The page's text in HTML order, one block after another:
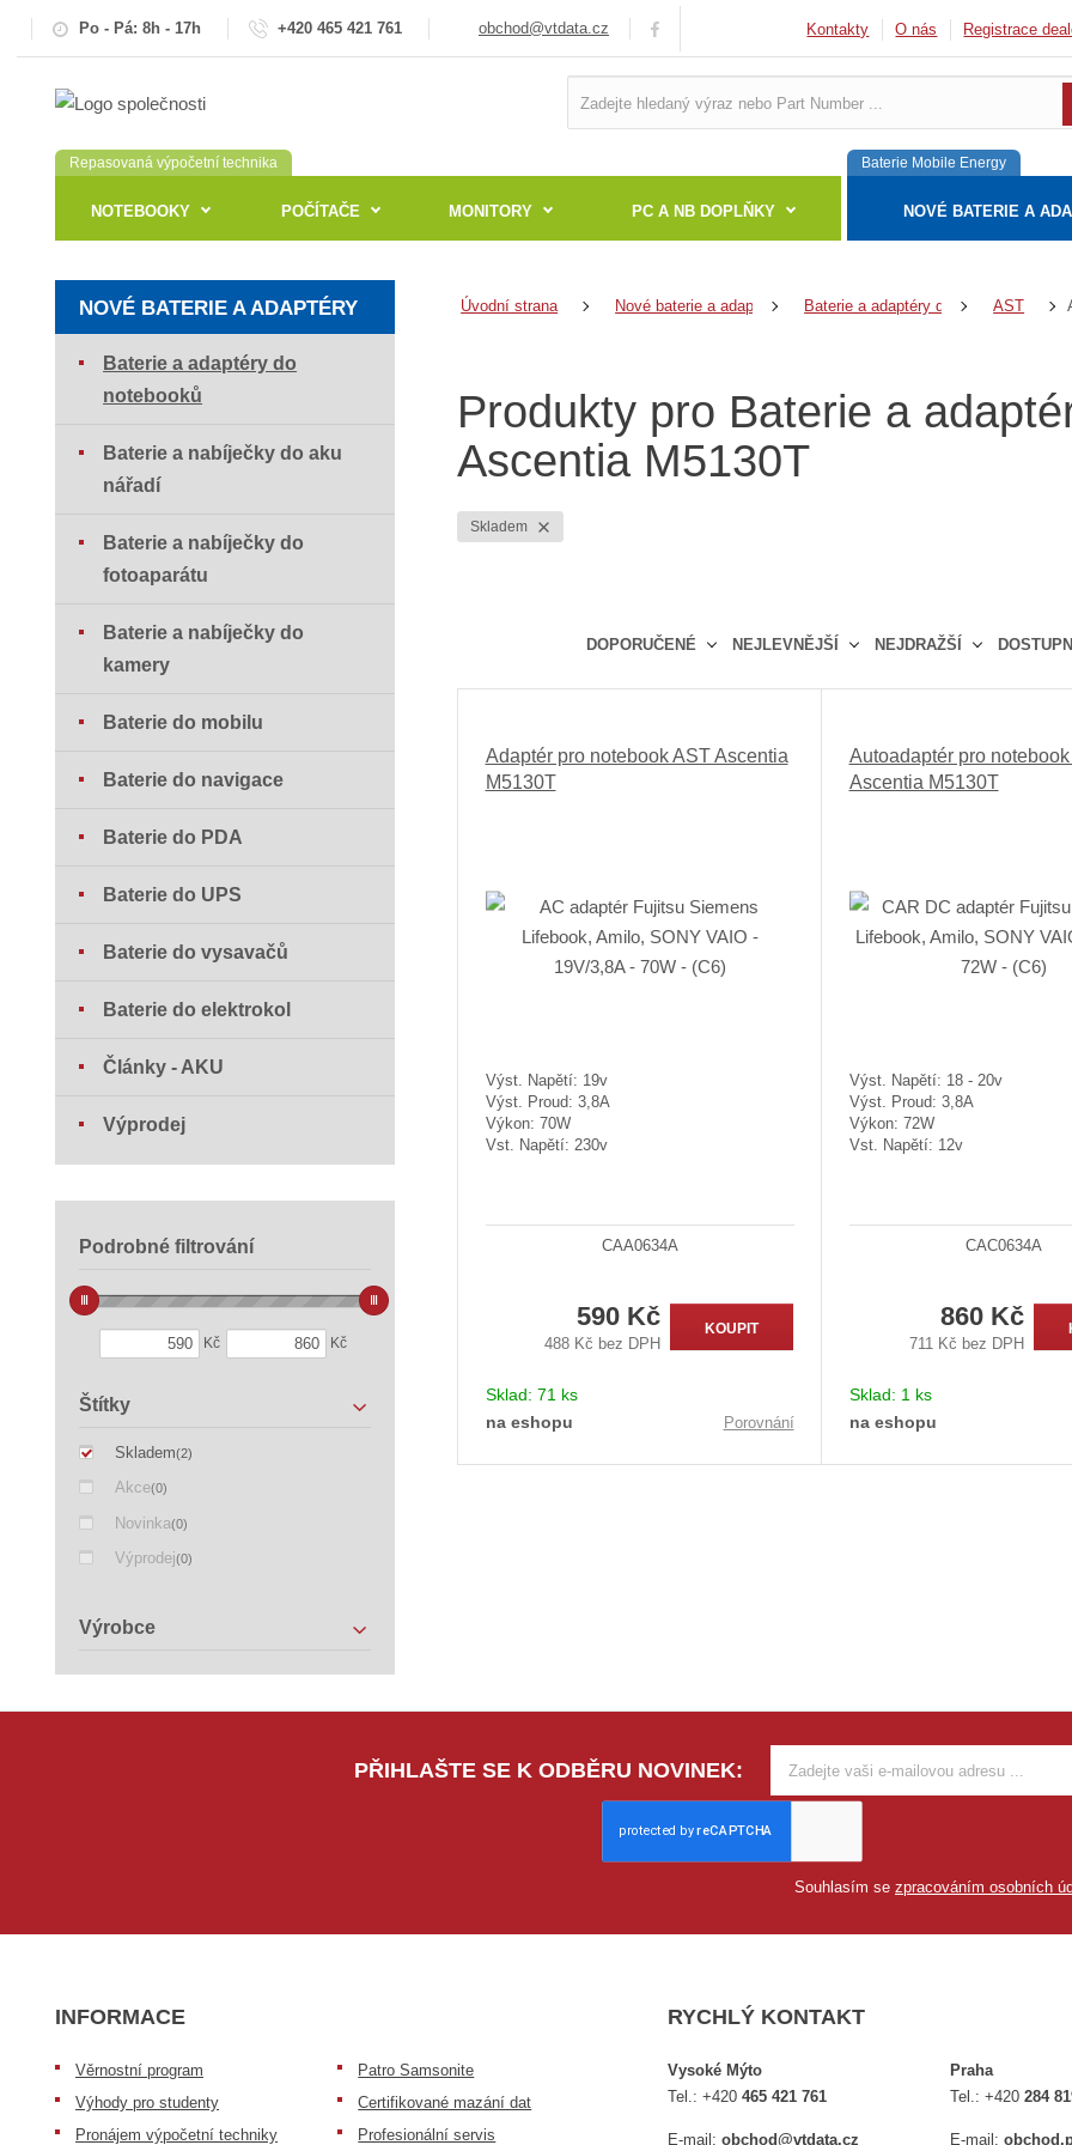
Po - Pá: 8h - 17h +420 465 421 761 obchod@vtdata.cz Kontakty O nás Registrace
Repasovaná výpočetní technika
NOTEBOOKY POČÍTAČE MONITORY PC A NB DOPLŇKY
Baterie Mobile Energy
NOVÉ BATERIE A
Úvodní strana Nové baterie a adaptéry Baterie a adaptéry do notebooků
AST
Produkty pro Baterie a
Ascentia M5130T
Skladem
DOPORUČENÉ NEJLEVNĚJŠÍ NEJDRAŽŠÍ
e
d
u
k
Adaptér pro notebook AST Ascentia
M5130T
Výst. Napětí: 19v
Výst. Proud: 3,8A
Výkon: 70W
Vst. Napětí: 230v
CAA0634A
590 Kč
488 Kč bez DPH
KOUPIT
Sklad: 71 ks
na eshopu
Porovnání
Autoadaptér pro
Ascentia M5130T
Výst. Napětí: 18 - 20v
Výst. Proud: 3,8A
Výkon: 72W
Vst. Napětí: 12v
CAC0634A
860 Kč
711 Kč bez DPH
Sklad: 1 ks
na eshopu
NOVÉ BATERIE A ADAPTÉRY
Baterie a adaptéry do
notebooků
Baterie a nabíječky do aku
nářadí
Baterie a nabíječky do
fotoaparátu
Baterie a nabíječky do
kamery
Baterie do mobilu
Baterie do navigace
Baterie do PDA
Baterie do UPS
Baterie do vysavačů
Baterie do elektrokol
Články - AKU
Výprodej
Podrobné filtrování
Kč Kč
Štítky
Skladem(2)
Akce(0)
Novinka(0)
Výprodej(0)
Výrobce
PŘIHLAŠTE SE K ODBĚRU NOVINEK:
Souhlasím se zpracováním osobních
INFORMACE
Věrnostní program
Výhody pro studenty
Pronájem výpočetní techniky
Patro Samsonite
Certifikované mazání dat
Profesionální servis
RYCHLÝ KONTAKT
Vysoké Mýto
Tel.:+420465 421 761
E-mail:obchod@vtdata.cz
Praha
Tel.:+420284
E-mail: